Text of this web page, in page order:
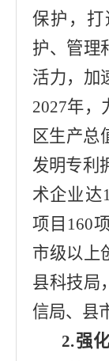
保护，
护、管理
活力，加
2027年，
区生产总
发明专利
术企业达
项目 160
市级以上
县科技局
信局、 县
2.强